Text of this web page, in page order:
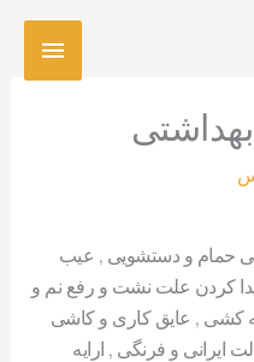
حمام و دستشویی , عیب
کردن علت نشت و رفع نم و
کشی , عایق کاری و کاشی
ایرانی و فرنگی , ارایه